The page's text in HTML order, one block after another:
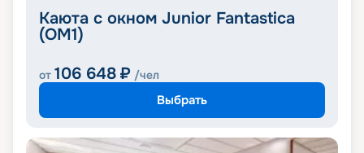
Каюта с окном Junior Fantastica
(OM1)
от 106 648 ₽ /чел
Выбрать